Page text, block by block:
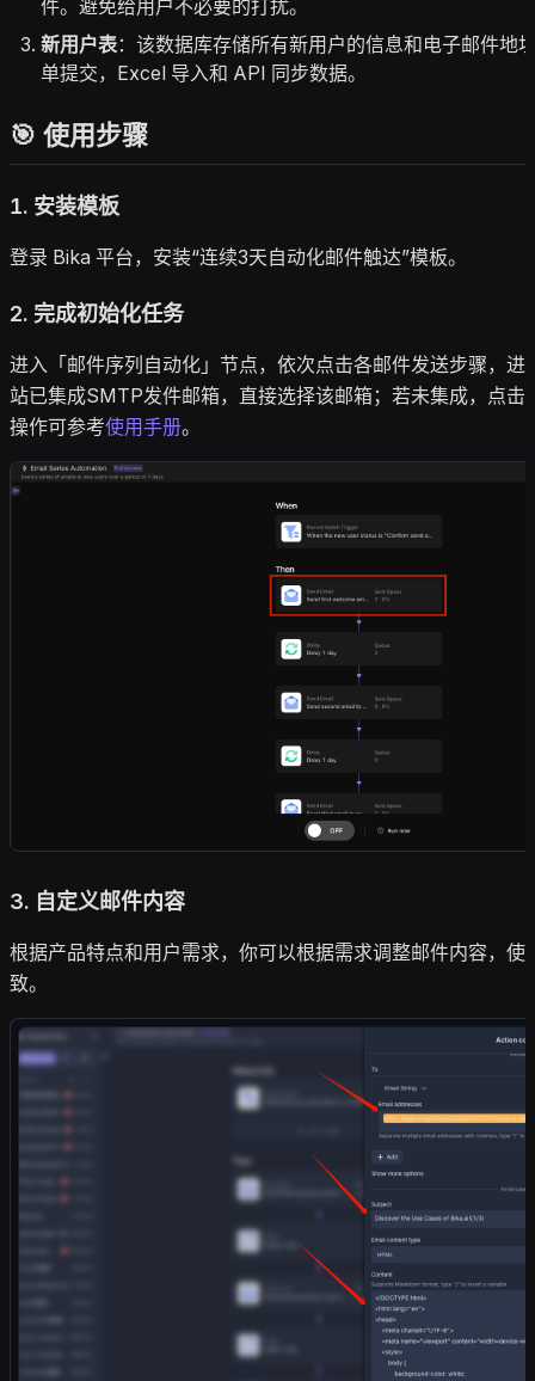
件。避免给用户不必要的打扰。
新用户表：该数据库存储所有新用户的信息和电子邮件地
单提交，Excel 导入和 API 同步数据。
🎯 使用步骤
1. 安装模板
登录 Bika 平台，安装“连续3天自动化邮件触达”模板。
2. 完成初始化任务
进入「邮件序列自动化」节点，依次点击各邮件发送步骤，进
站已集成SMTP发件邮箱，直接选择该邮箱；若未集成，点击
操作可参考使用手册。
3. 自定义邮件内容
根据产品特点和用户需求，你可以根据需求调整邮件内容，使
致。